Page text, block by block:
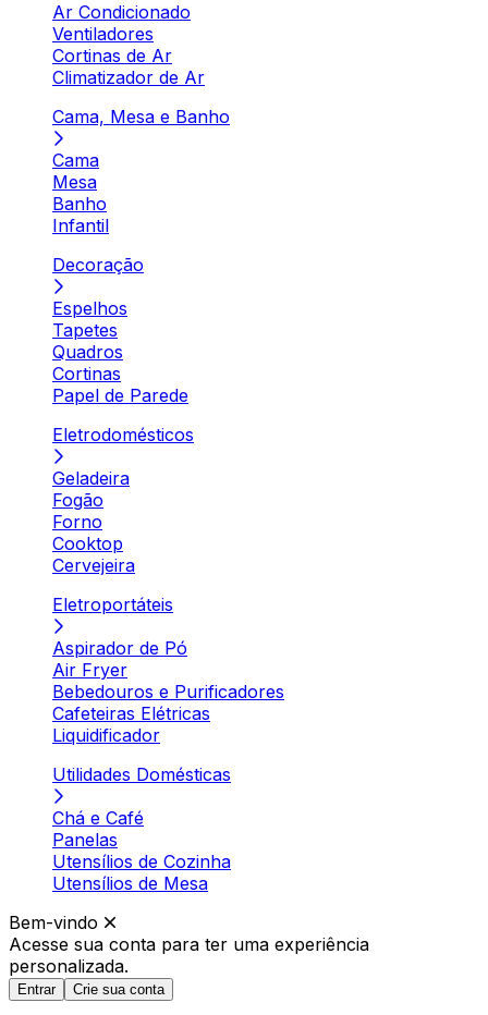
Ar Condicionado
Ventiladores
Cortinas de Ar
Climatizador de Ar
Cama, Mesa e Banho
Cama
Mesa
Banho
Infantil
Decoração
Espelhos
Tapetes
Quadros
Cortinas
Papel de Parede
Eletrodomésticos
Geladeira
Fogão
Forno
Cooktop
Cervejeira
Eletroportáteis
Aspirador de Pó
Air Fryer
Bebedouros e Purificadores
Cafeteiras Elétricas
Liquidificador
Utilidades Domésticas
Chá e Café
Panelas
Utensílios de Cozinha
Utensílios de Mesa
Bem-vindo
Acesse sua conta para ter uma experiência
personalizada.
Entrar Crie sua conta